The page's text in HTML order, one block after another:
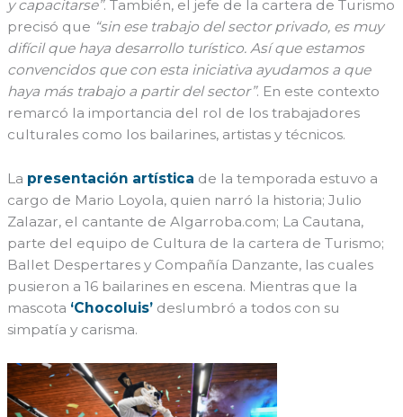
y capacitarse”. También, el jefe de la cartera de Turismo
precisó que “sin ese trabajo del sector privado, es muy
difícil que haya desarrollo turístico. Así que estamos
convencidos que con esta iniciativa ayudamos a que
haya más trabajo a partir del sector”. En este contexto
remarcó la importancia del rol de los trabajadores
culturales como los bailarines, artistas y técnicos.
La presentación artística de la temporada estuvo a
cargo de Mario Loyola, quien narró la historia; Julio
Zalazar, el cantante de Algarroba.com; La Cautana,
parte del equipo de Cultura de la cartera de Turismo;
Ballet Despertares y Compañía Danzante, las cuales
pusieron a 16 bailarines en escena. Mientras que la
mascota ‘Chocoluis’ deslumbró a todos con su
simpatía y carisma.